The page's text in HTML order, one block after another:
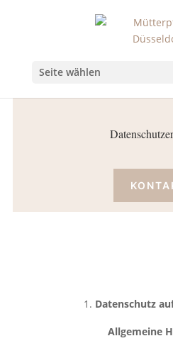
Seite wählen
Datenschutz
Allgemeine